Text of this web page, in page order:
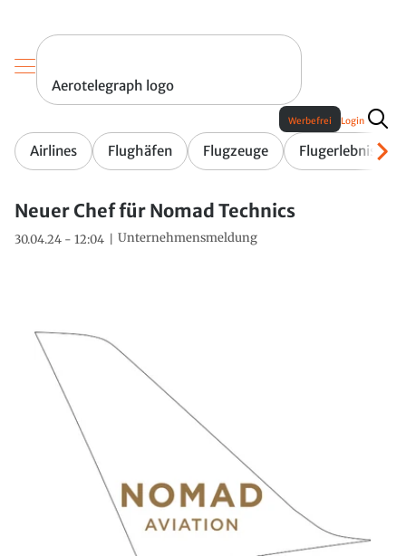
Aerotelegraph logo
Airlines Flughäfen Flugzeuge Flugerlebnis
Werbefrei Login
Neuer Chef für Nomad Technics
30.04.24 - 12:04 Unternehmensmeldung